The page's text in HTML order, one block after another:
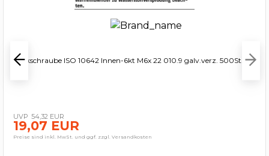
Senkschraube ISO 10642 Innen-6kt M6x 22 010.9 galv.verz. 500St.
54,32 EUR
19,07 EUR
Preise sind inkl. MwSt. und ggf. zzgl. Versandkosten